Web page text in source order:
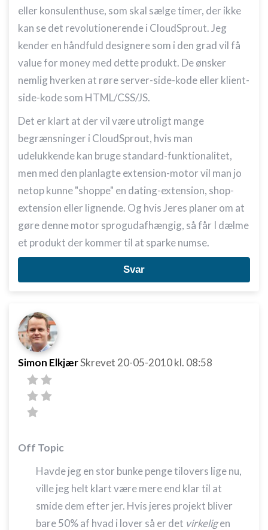
eller konsulenthuse, som skal sælge timer, der ikke
kan se det revolutionerende i CloudSprout. Jeg
kender en håndfuld designere som i den grad vil få
value for money med dette produkt. De ønsker
nemlig hverken at røre server-side-kode eller klient-
side-kode som HTML/CSS/JS.
Det er klart at der vil være utroligt mange
begrænsninger i CloudSprout, hvis man
udelukkende kan bruge standard-funktionalitet,
men med den planlagte extension-motor vil man jo
netop kunne "shoppe" en dating-extension, shop-
extension eller lignende. Og hvis Jeres planer om at
gøre denne motor sprogudafhængig, så får I dælme
et produkt der kommer til at sparke numse.
Svar
Simon ElkjærSkrevet 20-05-2010kl. 08:58
Off Topic
Havde jeg en stor bunke penge tilovers lige nu,
ville jeg helt klart være mere end klar til at
smide dem efter jer. Hvis jeres projekt bliver
bare 50% af hvad i lover så er det virkeligen